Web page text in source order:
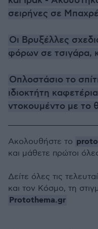
σειρήνες σε
Οι Βρυξέλλες
φόρων σε τσιγάρα,
Οπλοστάσιο το
ιδιοκτήτη
ντοκουμέντο με το
Ακολουθήστε το
και μάθετε πρώτοι
Δείτε όλες τις
και τον Κόσμο, τη
Protothema.gr